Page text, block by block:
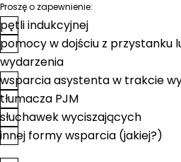
Proszę o zapewnienie:
pętli indukcyjnej
pomocy w dojściu z przystanku
wydarzenia
wsparcia asystenta w trakcie
tłumacza PJM
słuchawek wyciszających
innej formy wsparcia (jakiej?)